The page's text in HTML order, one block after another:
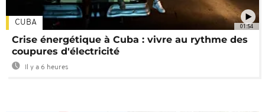
01:54
CUBA
Crise énergétique à Cuba : vivre au rythme des
coupures d'électricité
Il y a 6 heures